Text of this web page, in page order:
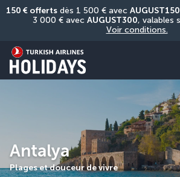
150 € offerts dès 1 500 € avec AUGUST150
3 000 € avec AUGUST300
Voir conditions.
Antalya
Plages et douceur de vivre